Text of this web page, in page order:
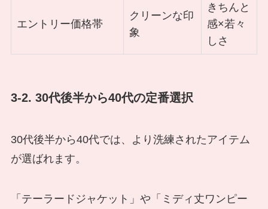
エントリー価格帯
クリーンな印
象
きちんと
感×若々
しさ
3-2. 30代後半から40代の定番選択
30代後半から40代では、より洗練されたアイテム
が選ばれます。
「テーラードジャケット」や「ミディ丈ワンピー